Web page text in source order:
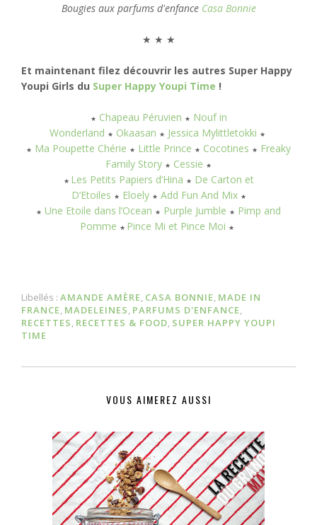
Bougies aux parfums d'enfance Casa Bonnie
★ ★ ★
Et maintenant filez découvrir les autres Super Happy
Youpi Girls du Super Happy Youpi Time !
★ Chapeau Péruvien ★ Nouf in
Wonderland ★ Okaasan ★ Jessica Mylittletokki ★
★ Ma Poupette Chérie ★ Little Prince ★ Cocotines ★ Freaky
Family Story ★ Cessie ★
★ Les Petits Papiers d’Hina ★ De Carton et
D’Etoiles ★ Eloely ★ Add Fun And Mix ★
★ Une Etoile dans l’Ocean ★ Purple Jumble ★ Pimp and
Pomme ★ Pince Mi et Pince Moi ★
Libellés : AMANDE AMÈRE, CASA BONNIE, MADE IN
FRANCE, MADELEINES, PARFUMS D'ENFANCE,
RECETTES, RECETTES & FOOD, SUPER HAPPY YOUPI
TIME
VOUS AIMEREZ AUSSI